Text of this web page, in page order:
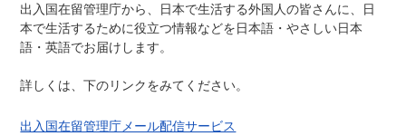
出入国在留管理庁から、日本で生活する外国人の皆さんに、日
本で生活するために役立つ情報などを日本語・やさしい日本
語・英語でお届けします。
詳しくは、下のリンクをみてください。
出入国在留管理庁メール配信サービス